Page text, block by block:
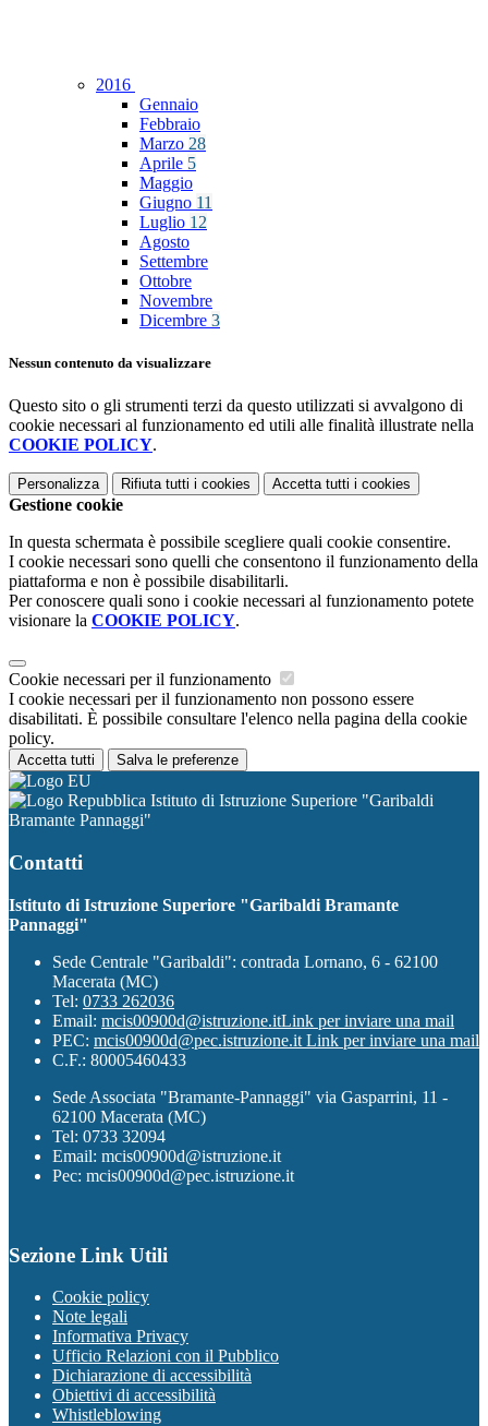
2016
Gennaio
Febbraio
Marzo 28
Aprile 5
Maggio
Giugno 11
Luglio 12
Agosto
Settembre
Ottobre
Novembre
Dicembre 3
Nessun contenuto da visualizzare
Questo sito o gli strumenti terzi da questo utilizzati si avvalgono di
cookie necessari al funzionamento ed utili alle finalità illustrate nella
COOKIE POLICY.
Personalizza Rifiuta tutti i cookies Accetta tutti i cookies
Gestione cookie
In questa schermata è possibile scegliere quali cookie consentire.
I cookie necessari sono quelli che consentono il funzionamento della
piattaforma e non è possibile disabilitarli.
Per conoscere quali sono i cookie necessari al funzionamento potete
visionare la COOKIE POLICY.
Cookie necessari per il funzionamento
I cookie necessari per il funzionamento non possono essere
disabilitati. È possibile consultare l'elenco nella pagina della cookie
policy.
Accetta tutti Salva le preferenze
Istituto di Istruzione Superiore "Garibaldi
Bramante Pannaggi"
Contatti
Istituto di Istruzione Superiore "Garibaldi Bramante
Pannaggi"
Sede Centrale "Garibaldi": contrada Lornano, 6 - 62100
Macerata (MC)
Tel: 0733 262036
Email: mcis00900d@istruzione.itLink per inviare una mail
PEC: mcis00900d@pec.istruzione.it Link per inviare una mail
C.F.: 80005460433
Sede Associata "Bramante-Pannaggi" via Gasparrini, 11 -
62100 Macerata (MC)
Tel: 0733 32094
Email: mcis00900d@istruzione.it
Pec: mcis00900d@pec.istruzione.it
Sezione Link Utili
Cookie policy
Note legali
Informativa Privacy
Ufficio Relazioni con il Pubblico
Dichiarazione di accessibilità
Obiettivi di accessibilità
Whistleblowing